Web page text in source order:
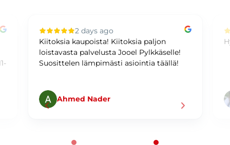
2 days ago
Kiitoksia kaupoista! Kiitoksia paljon
loistavasta palvelusta Jooel Pylkkäselle!
Suosittelen lämpimästi asiointia täällä!
Ahmed Nader